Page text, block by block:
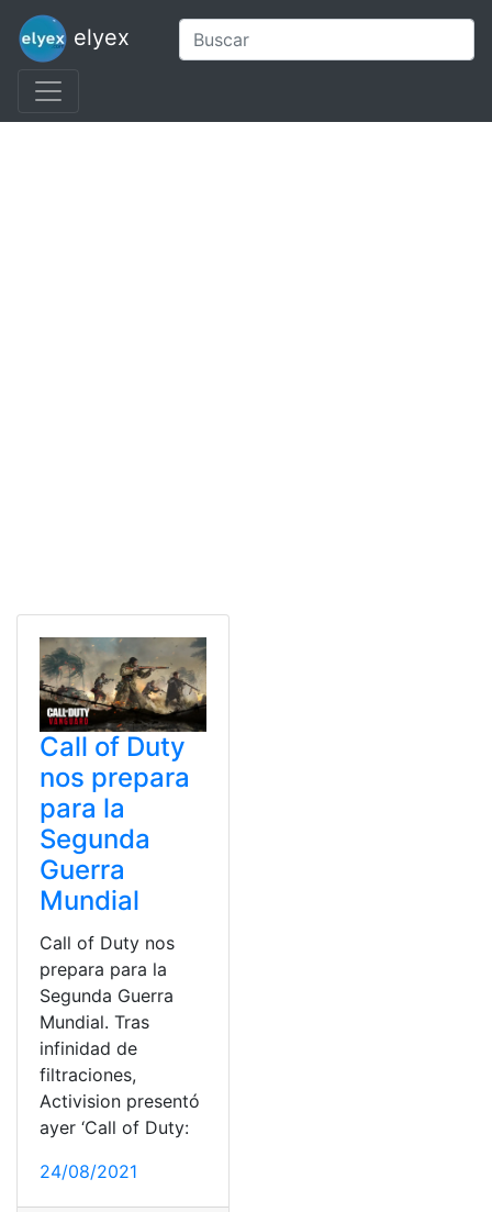
elyex
Call of Duty
nos prepara
para la
Segunda
Guerra
Mundial
Call of Duty nos
prepara para la
Segunda Guerra
Mundial. Tras
infinidad de
filtraciones,
Activision presentó
ayer ‘Call of Duty:
24/08/2021